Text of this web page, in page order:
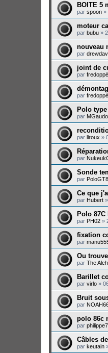
BOITE 5
par spoon »
moteur
par bubu »
nouveau
par
joint de
par
par
Polo
par
par liroux »
par
Sonde
par
Ce que
par Hubert »
Polo 87C
par PH02 »
fixation
par
Ou
par The
Barillet
par virlo »
Bruit
par
polo 86c
par
Câbles
par keutain